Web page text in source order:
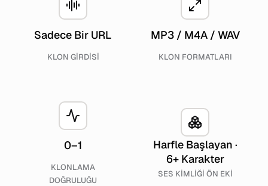
Sadece Bir URL
KLON GIRDISI
MP3 / M4A / WAV
KLON FORMATLARI
0–1
KLONLAMA
DOĞRULUĞU
Harfle Başlayan ·
6+ Karakter
SES KIMLIĞI ÖN EKI